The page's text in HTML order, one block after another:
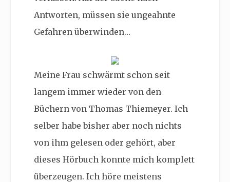
Antworten, müssen sie ungeahnte
Gefahren überwinden…
Meine Frau schwärmt schon seit
langem immer wieder von den
Büchern von Thomas Thiemeyer. Ich
selber habe bisher aber noch nichts
von ihm gelesen oder gehört, aber
dieses Hörbuch konnte mich komplett
überzeugen. Ich höre meistens